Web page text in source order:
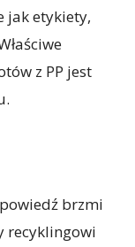
jak etykiety,
z PP jest
brzmi
recyklingowi